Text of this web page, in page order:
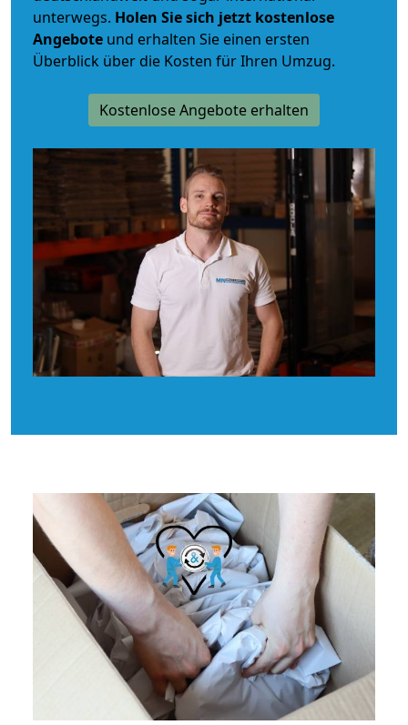
unterwegs. Holen Sie sich jetzt kostenlose
Angebote und erhalten Sie einen ersten
Überblick über die Kosten für Ihren Umzug.
Kostenlose Angebote erhalten